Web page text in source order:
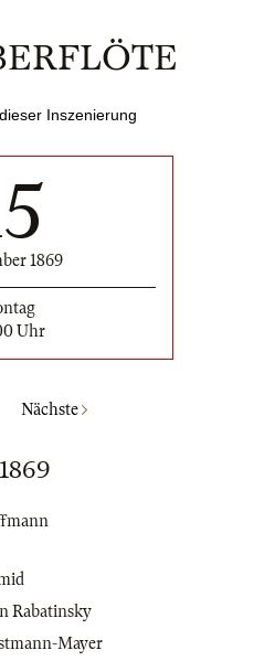
Inszenierung
1869
Uhr
Nächste
Rabatinsky
Mayer